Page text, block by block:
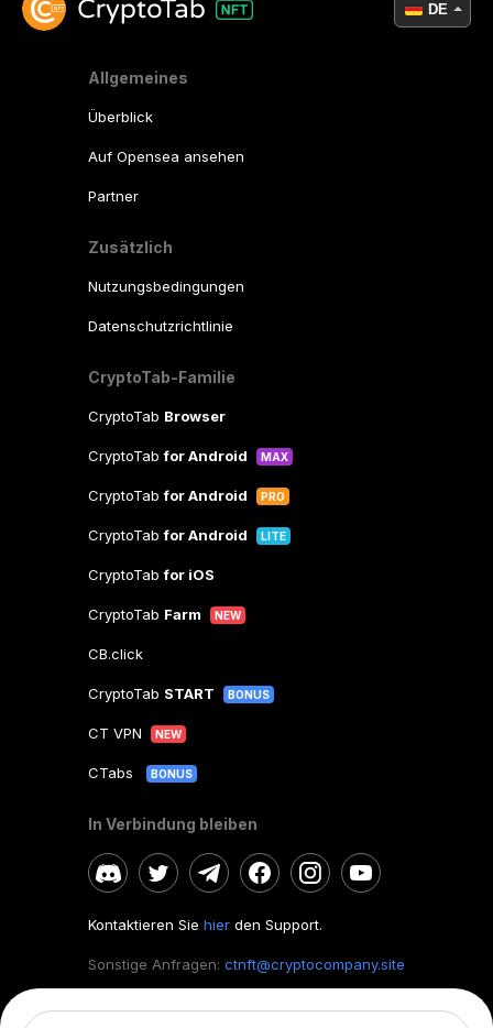
Allgemeines
Überblick
Auf Opensea ansehen
Partner
Zusätzlich
Nutzungsbedingungen
Datenschutzrichtlinie
CryptoTab-Familie
CryptoTab Browser
CryptoTabfor Android MAX
CryptoTabfor Android PRO
CryptoTabfor Android LITE
CryptoTabfor iOS
CryptoTab Farm NEW
CB.click
CryptoTab START BONUS
CT VPN NEW
CTabs BONUS
In Verbindung bleiben
Kontaktieren Sie hier den Support.
Sonstige Anfragen: ctnft@cryptocompany.site
DE